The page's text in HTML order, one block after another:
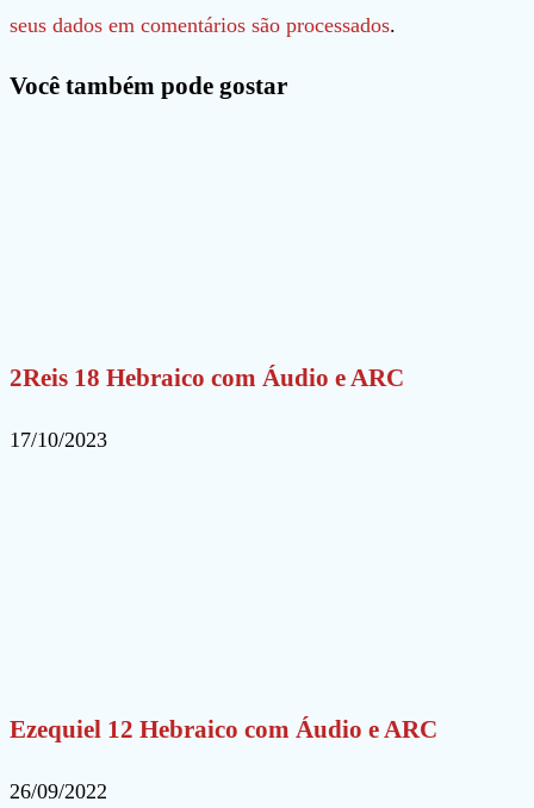
usuário
comentar
mail
comentar
seu
(opcional)
seus dados em comentários são processados.
Você também pode gostar
2Reis 18 Hebraico com Áudio e ARC
17/10/2023
Ezequiel 12 Hebraico com Áudio e ARC
26/09/2022